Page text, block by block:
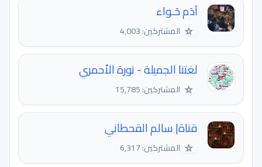
آدَم حَـواء
☆ المشتركين: 4,003
لغتنا الجميلة - نورة الأحمري
☆ المشتركين: 15,785
قناة| سالم القحطاني
☆ المشتركين: 6,317